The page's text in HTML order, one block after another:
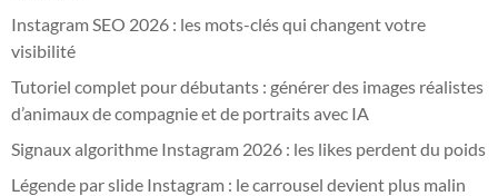
Instagram SEO 2026 : les mots-clés qui changent votre
visibilité
Tutoriel complet pour débutants : générer des images réalistes
d’animaux de compagnie et de portraits avec IA
Signaux algorithme Instagram 2026 : les likes perdent du poids
Légende par slide Instagram : le carrousel devient plus malin